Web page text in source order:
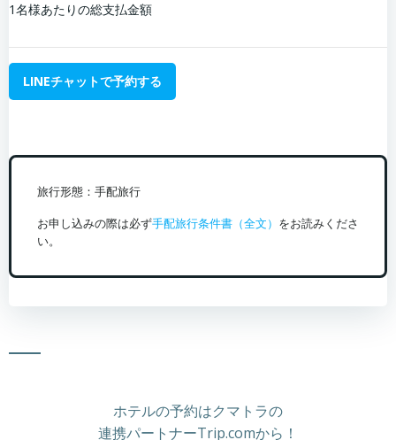
1名様あたりの総支払金額
LINEチャットで予約する
旅行形態：手配旅行
お申し込みの際は必ず手配旅行条件書（全文） をお読みくださ
い。
ホテルの予約はクマトラの
連携パートナーTrip.comから！